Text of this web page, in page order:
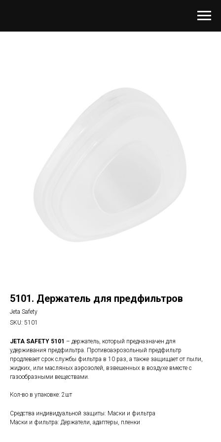
5101. Держатель для предфильтров
Jeta Safety
SKU: 5101
JETA SAFETY 5101 – держатель, который предназначен для
удерживания предфильтра. Противоаэрозольный предфильтр
продлевает срок службы фильтра в 10 раз, а также защищает от пыли,
жидких, или масляных аэрозолей, взвешенных в воздухе вместе с
газообразными веществами.
Кол-во в упаковке: 2шт
Средства индивидуальной защиты: Маски и фильтра
Маски и фильтра: Держатели, адаптеры, пленки